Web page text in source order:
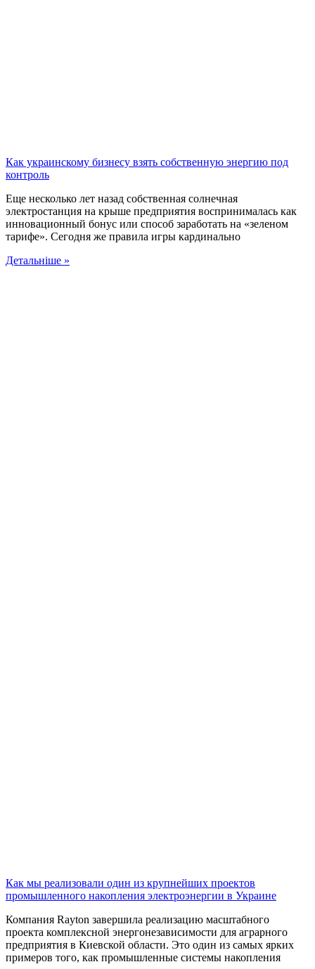
Как украинскому бизнесу взять собственную энергию под
контроль
Еще несколько лет назад собственная солнечная
электростанция на крыше предприятия воспринималась как
инновационный бонус или способ заработать на «зеленом
тарифе». Сегодня же правила игры кардинально
Детальніше »
Как мы реализовали один из крупнейших проектов
промышленного накопления электроэнергии в Украине
Компания Rayton завершила реализацию масштабного
проекта комплексной энергонезависимости для аграрного
предприятия в Киевской области. Это один из самых ярких
примеров того, как промышленные системы накопления